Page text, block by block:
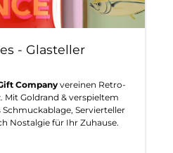
- Glasteller
Company vereinen Retro-
Mit Goldrand & verspieltem
Schmuckablage, Servierteller
Nostalgie für Ihr Zuhause.